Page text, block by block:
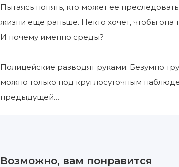
Пытаясь понять, кто может ее
жизни еще раньше. Некто хочет, чтобы она
И почему именно среды?
Полицейские разводят руками. Безумно
можно только под круглосуточным
предыдущей…
Возможно, вам понравится